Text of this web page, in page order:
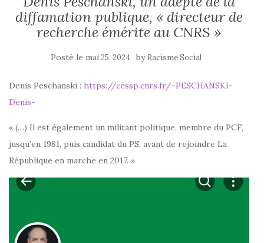
diffamation publique, « directeur de
recherche émérite au CNRS »
Posté le mai 25, 2024 by Racisme Social
Denis Peschanski : https://cessp.cnrs.fr/-PESCHANSKI-
Denis-
« (…) Il est également un militant politique, membre du PCF,
jusqu’en 1981, puis candidat du PS, avant de rejoindre La
République en marche en 2017. »